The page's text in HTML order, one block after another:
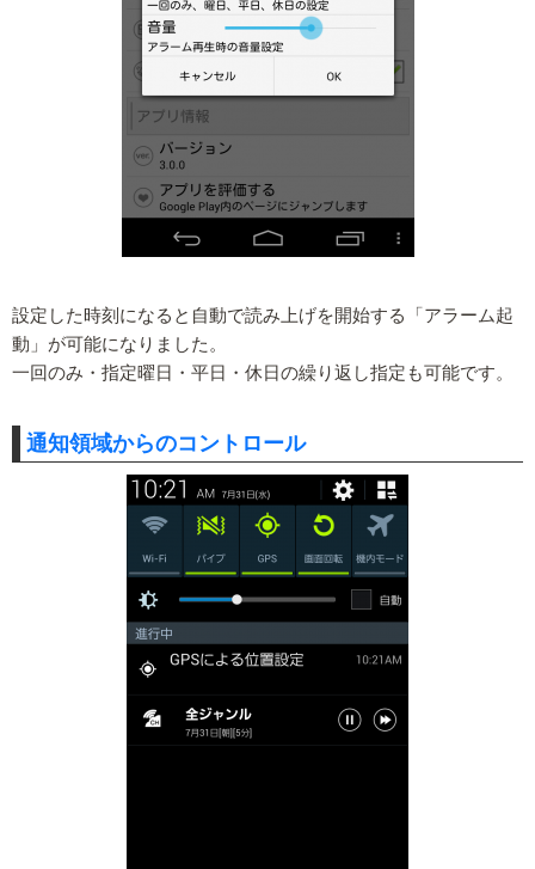
設定した時刻になると自動で読み上げを開始する「アラーム起
動」が可能になりました。
一回のみ・指定曜日・平日・休日の繰り返し指定も可能です。
通知領域からのコントロール